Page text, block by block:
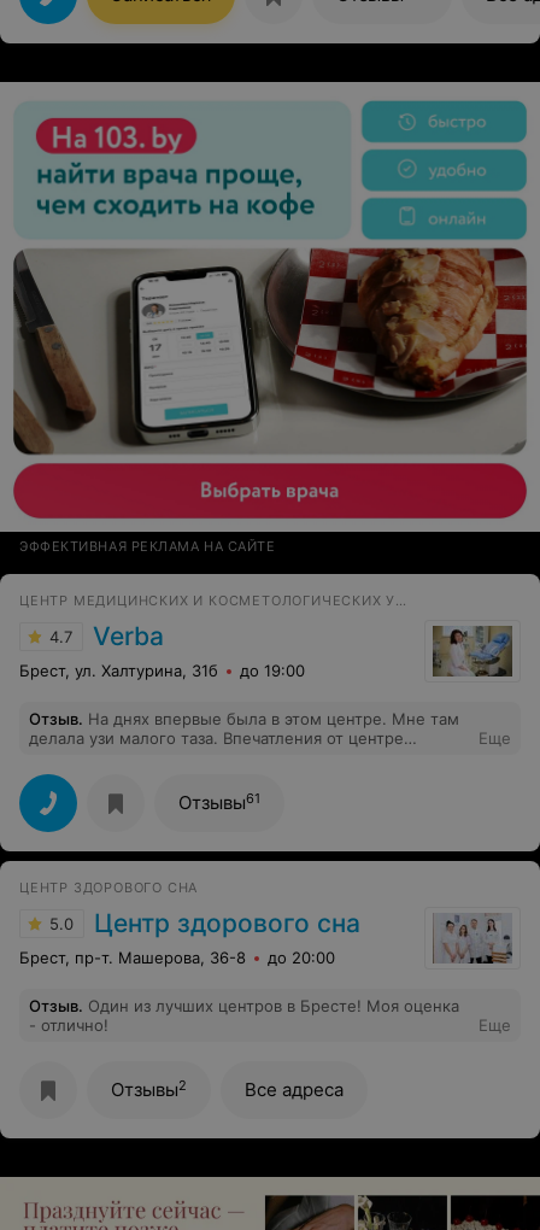
ЭФФЕКТИВНАЯ РЕКЛАМА НА САЙТЕ
ЦЕНТР МЕДИЦИНСКИХ И КОСМЕТОЛОГИЧЕСКИХ УСЛУГ
4.7 Verba
Брест, ул. Халтурина, 31б до 19:00
Отзыв. На днях впервые была в этом центре. Мне там
делала узи малого таза. Впечатления от центре
Специалист мне хорошая попалась - Ольга Власова.
Еще
Отзывы61
ЦЕНТР ЗДОРОВОГО СНА
5.0 Центр здорового сна
Брест, пр-т. Машерова, 36-8 до 20:00
Отзыв. Один из лучших центров в Бресте! Моя оценка
- отлично!
Еще
Отзывы2 Все адреса